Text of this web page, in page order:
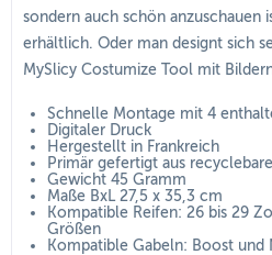
sondern auch schön anzuschauen
erhältlich. Oder man designt sich
MySlicy Costumize Tool mit
Schnelle Montage mit 4
Digitaler Druck
Hergestellt in Frankreich
Primär gefertigt aus
Gewicht 45 Gramm
Maße BxL 27,5 x 35,3 cm
Kompatible Reifen: 26 bis 29
Größen
Kompatible Gabeln: Boost